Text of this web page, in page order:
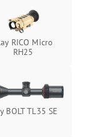
Подробнее →
Подробнее →
RICO Micro
RH25
BOLT TL35 SE